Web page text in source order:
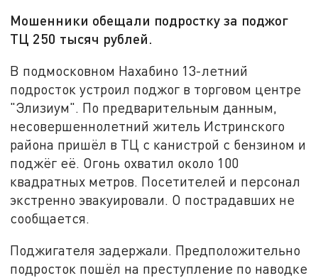
Мошенники обещали подростку за поджог
ТЦ 250 тысяч рублей.
В подмосковном Нахабино 13-летний
подросток устроил поджог в торговом центре
"Элизиум". По предварительным данным,
несовершеннолетний житель Истринского
района пришёл в ТЦ с канистрой с бензином и
поджёг её. Огонь охватил около 100
квадратных метров. Посетителей и персонал
экстренно эвакуировали. О пострадавших не
сообщается.
Поджигателя задержали. Предположительно
подросток пошёл на преступление по наводке